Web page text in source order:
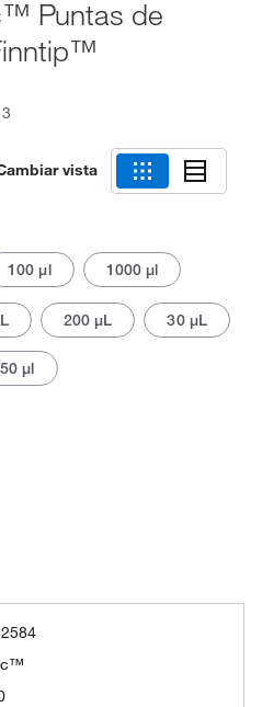
Puntas de
vista
100 μl 1000 μl
200 μL 30 μL
50 μl